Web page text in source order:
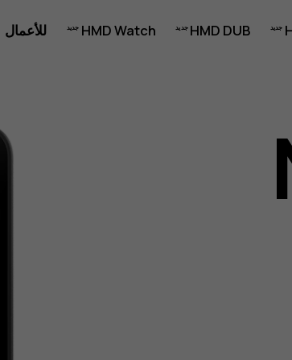
HMD DUB
HMD Watch
للأعمال